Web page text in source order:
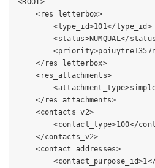
<ROOT>
    <res_letterbox>
        <type_id>101</type_id>
<status>NUMQUAL</
    </res_letterbox>
    <res_attachments>
    </res_attachments>
    <contacts_v2>
<contact_type>100</
    </contacts_v2>
    <contact_addresses>